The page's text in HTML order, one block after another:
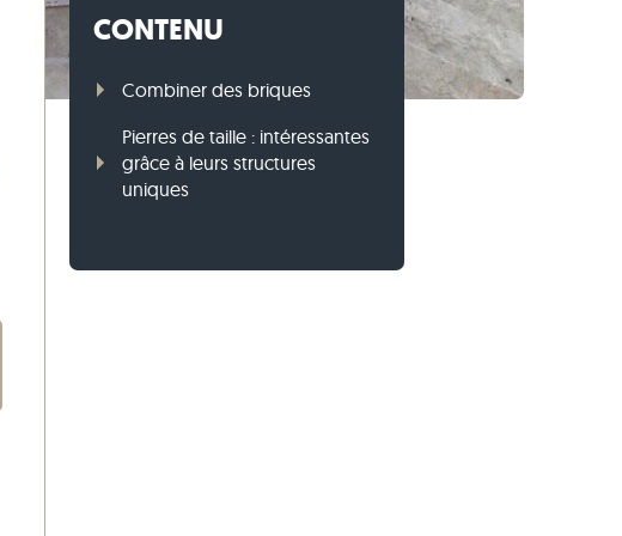
Bordures en gneiss
CONTENU
Combiner des briques
Pierres de taille : intéressantes
grâce à leurs structures
uniques